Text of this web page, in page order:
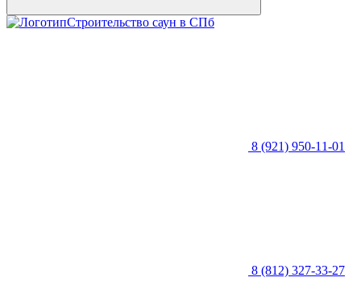
Строительство саун в СПб
8 (921) 950-11-01
8 (812) 327-33-27